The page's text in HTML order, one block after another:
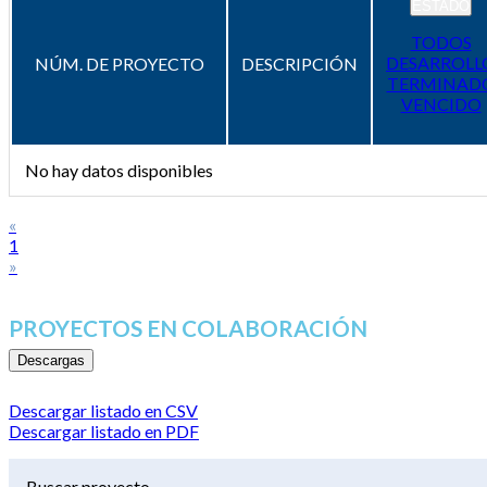
NÚM. DE PROYECTO DESCRIPCIÓN
TODOS
VENCIDO
No hay datos disponibles
«
1
»
PROYECTOS EN COLABORACIÓN
Descargas
Descargar listado en CSV
Descargar listado en PDF